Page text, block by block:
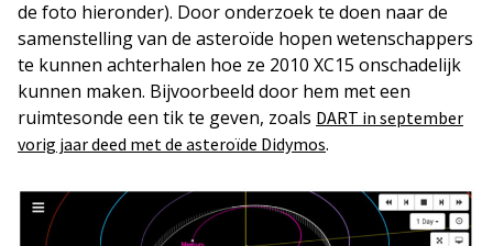
de foto hieronder). Door onderzoek te doen naar de
samenstelling van de asteroïde hopen wetenschappers
te kunnen achterhalen hoe ze 2010 XC15 onschadelijk
kunnen maken. Bijvoorbeeld door hem met een
ruimtesonde een tik te geven, zoals DART in september
vorig jaar deed met de asteroïde Didymos.